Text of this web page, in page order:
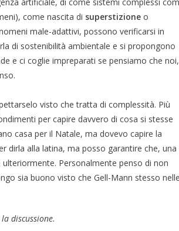
come nascita di superstizione o
male-adattivi, possono verificarsi in
di sostenibilità ambientale e si propongono
e ci coglie impreparati se pensiamo che noi,
visto che tratta di complessità. Più
per capire davvero di cosa si stesse
casa per il Natale, ma dovevo capire la
dirla alla latina, ma posso garantire che, una
Personalmente penso di non
sia buono visto che Gell-Mann stesso
discussione.